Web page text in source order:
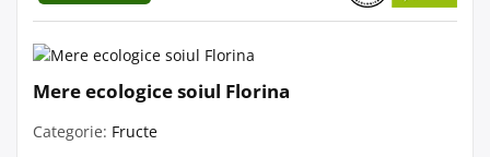
Mere ecologice soiul Florina
Categorie: Fructe